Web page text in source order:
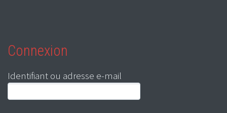
Connexion
Identifiant ou adresse e-mail